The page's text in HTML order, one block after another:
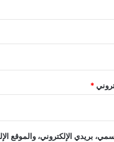
*
بريدي الإلكتروني، والموقع